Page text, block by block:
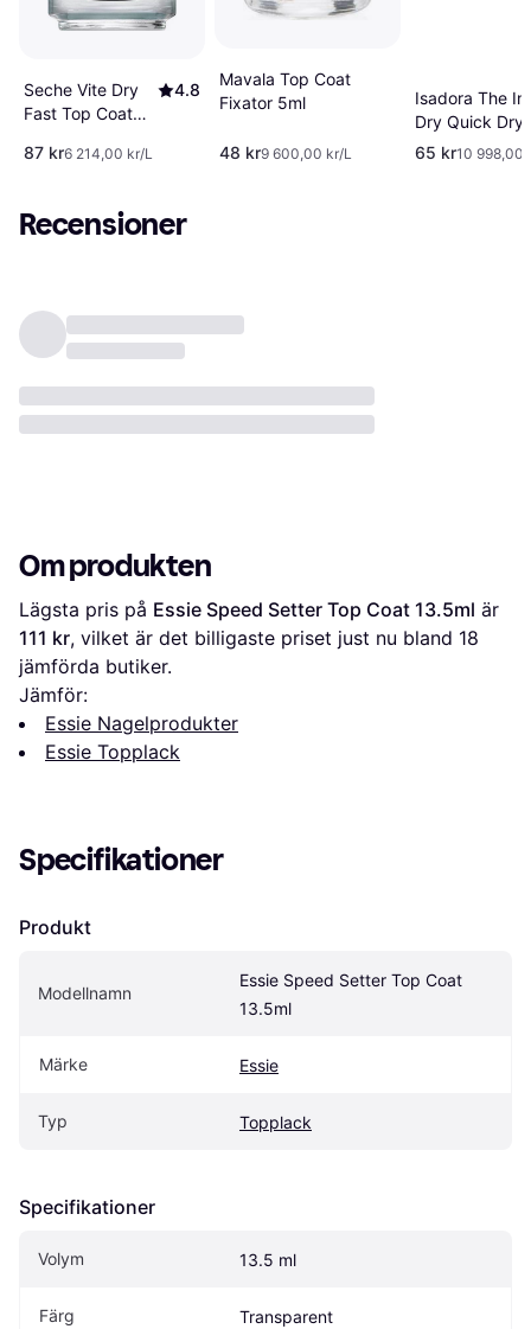
Seche Vite Dry
Fast Top Coat
4.8
87 kr6 214,00 kr/L
Mavala Top Coat
Fixator 5ml
48 kr9 600,00 kr/L
Isadora The
Dry Quick
Coat 08 5.9ml
65 kr10 998,00
Recensioner
Om produkten
Lägsta pris på Essie Speed Setter Top Coat 13.5ml
111 kr, vilket är det billigaste priset just nu bland 18
jämförda butiker.
Jämför:
Essie Nagelprodukter
Essie Topplack
Specifikationer
Produkt
Modellnamn
Essie Speed Setter Top Coat
13.5ml
Märke Essie
Typ Topplack
Specifikationer
Volym 13.5 ml
Färg Transparent